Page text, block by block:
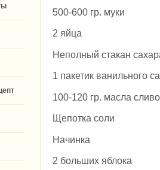
500-600 гр. муки
2 яйца
Неполный стакан
1 пакетик ванильного
100-120 гр. масла
Щепотка соли
Начинка
2 больших яблока